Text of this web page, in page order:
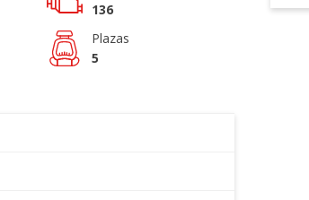
136
Plazas
5